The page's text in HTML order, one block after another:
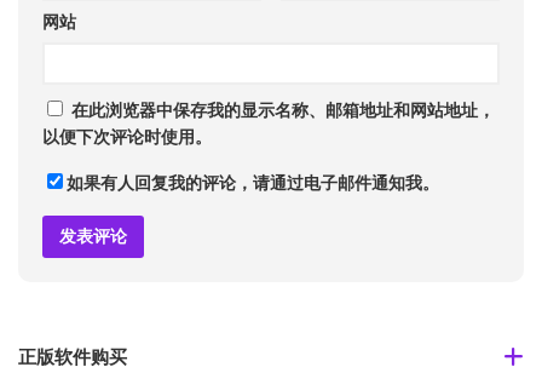
网站
在此浏览器中保存我的显示名称、邮箱地址和网站地址，
以便下次评论时使用。
如果有人回复我的评论，请通过电子邮件通知我。
正版软件购买